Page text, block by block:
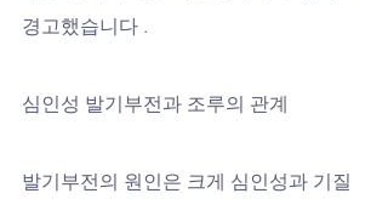
경고했습니다 .
심인성 발기부전과 조루의 관계
발기부전의 원인은 크게 심인성과 기질